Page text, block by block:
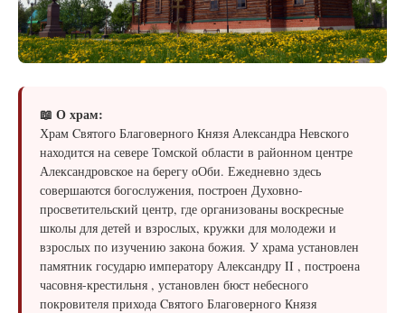
📖 О храм:
Храм Cвятого Благоверного Князя Александра Невского
находится на севере Томской области в районном центре
Александровское на берегу оОби. Ежедневно здесь
совершаются богослужения, построен Духовно-
просветительский центр, где организованы воскресные
школы для детей и взрослых, кружки для молодежи и
взрослых по изучению закона божия. У храма установлен
памятник государю императору Александру II , построена
часовня-крестильня , установлен бюст небесного
покровителя прихода Cвятого Благоверного Князя